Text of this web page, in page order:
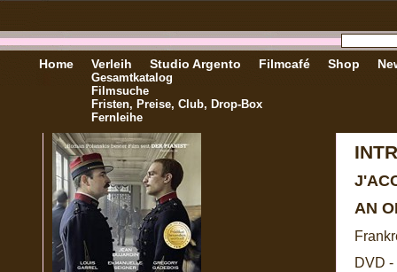
Home Verleih
Gesamtkatalog
Filmsuche
Fristen, Preise, Club, Drop-Box
Fernleihe
Studio Argento Filmcafé Shop
AN
DVD -